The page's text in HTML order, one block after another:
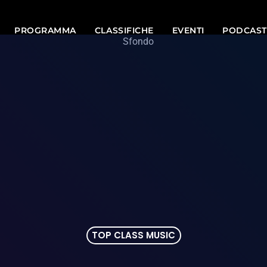
PROGRAMMA CLASSIFICHE EVENTI PODCAST
TOP CLASS MUSIC